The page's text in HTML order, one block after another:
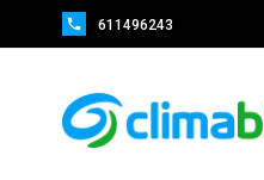
 611496243